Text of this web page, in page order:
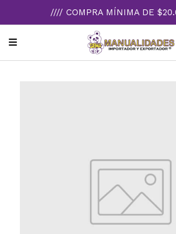
//// COMPRA MÍNIMA DE